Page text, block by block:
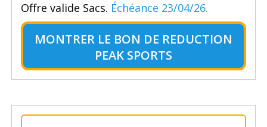
Offre valide Sacs. Échéance 23/04/26.
MONTRER LE BON DE REDUCTION
PEAK SPORTS